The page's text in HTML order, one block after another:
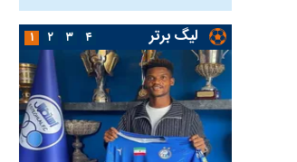
لیگ برتر ۱ ۲ ۳ ۴